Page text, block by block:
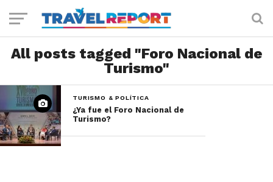
All posts tagged "Foro Nacional de
Turismo"
TURISMO & POLÍTICA
¿Ya fue el Foro Nacional de
Turismo?